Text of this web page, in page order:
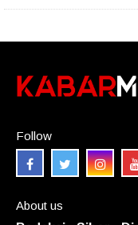
Follow
About us